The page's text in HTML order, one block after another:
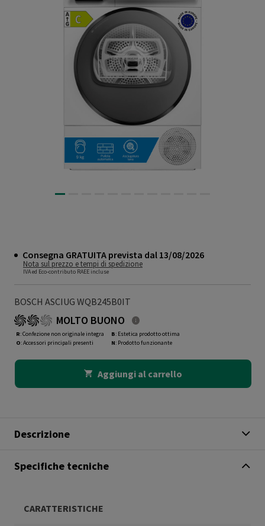
Consegna GRATUITA prevista dal 13/08/2026
Nota sul prezzo e tempi di spedizione
IVA ed Eco-contributo RAEE incluse
BOSCH ASCIUG WQB245B0IT
MOLTO BUONO
R: Confezione non originale integra
O: Accessori principali presenti
B: Estetica prodotto ottima
N: Prodotto funzionante
Aggiungi al carrello
Descrizione
Specifiche tecniche
CARATTERISTICHE